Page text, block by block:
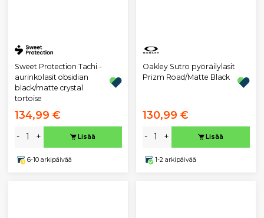
Sweet Protection Tachi -
aurinkolasit obsidian
black/matte crystal
tortoise
134,99 €
- + Lisää
6-10 arkipäivää
Oakley Sutro pyöräilylasit
Prizm Road/Matte Black
130,99 €
- + Lisää
1-2 arkipäivää